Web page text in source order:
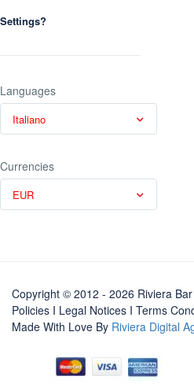
Settings?
Languages
Italiano
Currencies
EUR
Copyright © 2012 - 2026 Riviera
Policies I Legal Notices I Terms
Made With Love By Riviera Digital